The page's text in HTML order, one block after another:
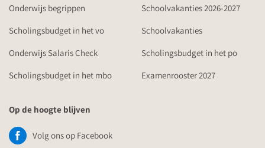
Onderwijs begrippen
Schoolvakanties 2026-2027
Scholingsbudget in het vo
Schoolvakanties
Onderwijs Salaris Check
Scholingsbudget in het po
Scholingsbudget in het mbo
Examenrooster 2027
Op de hoogte blijven
Volg ons op Facebook